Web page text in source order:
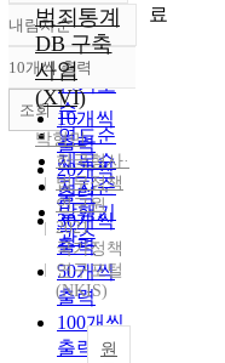
정확도
순
인기도
순
연도순
제목순
저자순
발행기
관순
내림차순
내림차순
10개씩 출력
10개씩
출력
20개씩
출력
30개씩
출력
50개씩
출력
100개씩
출력
조회
범죄통계
DB 구축
사업
(XVI)
박형민
한국형사·
법무정책
연구원
2021
국가정책
연구포털
(NKIS)
원
료